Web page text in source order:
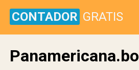
CONTADOR GRATIS
Panamericana.bo